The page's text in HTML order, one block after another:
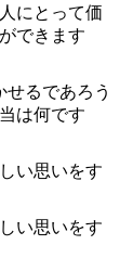
にとって価
できます
るであろう
は何です
い思いをす
い思いをす